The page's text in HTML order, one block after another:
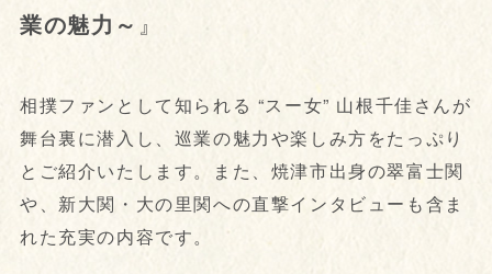
業の魅力～ 』
相撲ファンとして知られる “スー女” 山根千佳さんが
舞台裏に潜入し、巡業の魅力や楽しみ方をたっぷり
とご紹介いたします。また、焼津市出身の翠富士関
や、新大関・大の里関への直撃インタビューも含ま
れた充実の内容です。